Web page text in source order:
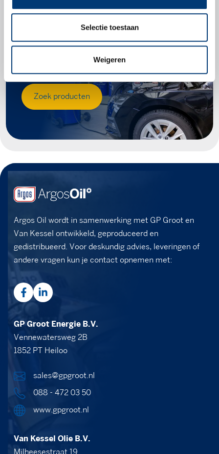
Selectie toestaan
Weigeren
voor jouw voertuig.
Zoek producten
Argos Oil wordt in samenwerking met GP Groot en
Van Kessel ontwikkeld, geproduceerd en
gedistribueerd. Voor deskundig advies, leveringen of
andere vragen kun je contact opnemen met:
GP Groot Energie B.V.
Vennewatersweg 2B
1852 PT Heiloo
sales@gpgroot.nl
088 - 472 03 50
www.gpgroot.nl
Van Kessel Olie B.V.
Milheesestraat 19